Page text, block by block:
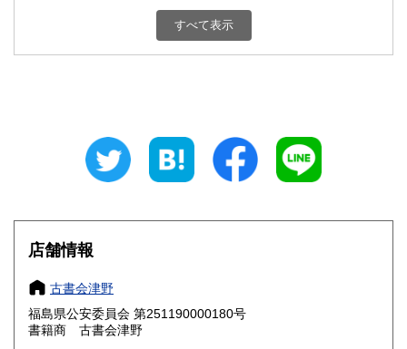
360円 富山県
360円 三重県
大阪府
奈良県
鳥取県 360円 島根県
すべて表示
店舗情報
古書会津野
福島県公安委員会 第251190000180号
書籍商 古書会津野